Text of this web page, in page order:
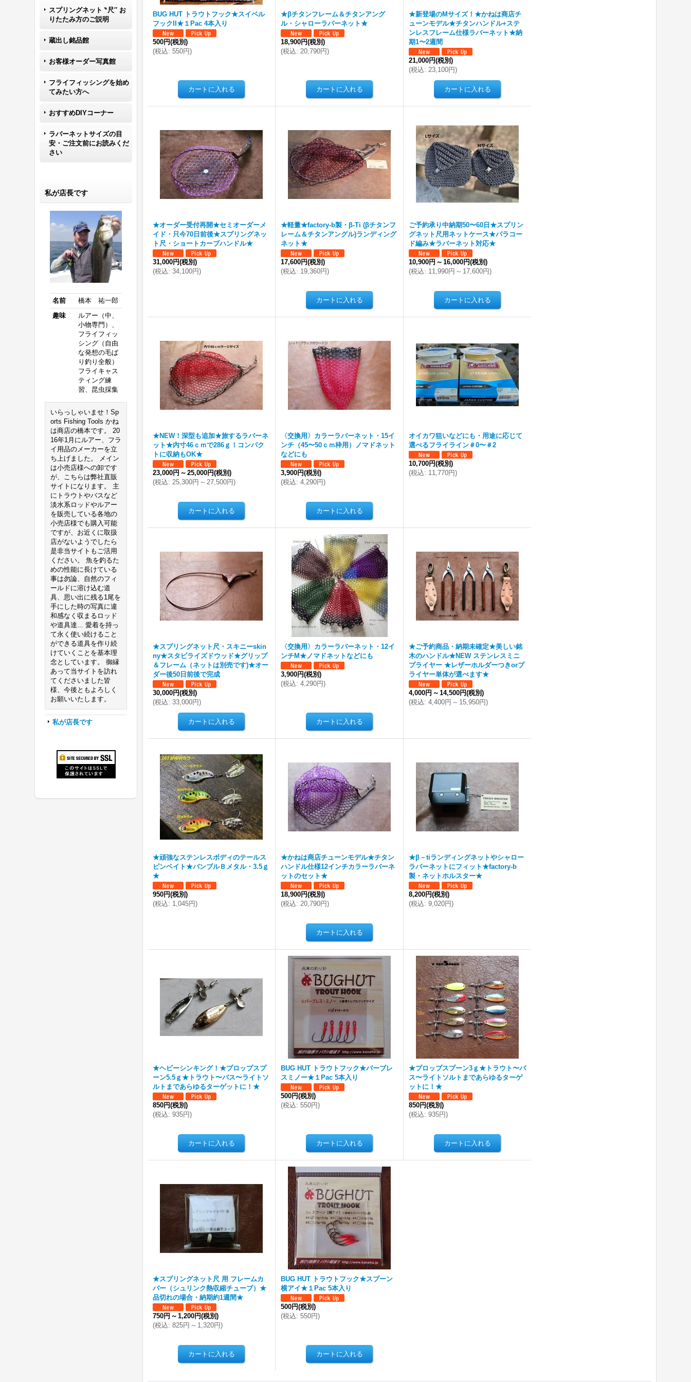
スプリングネット ‶尺″ お
りたたみ方のご説明
蔵出し銘品館
お客様オーダー写真館
フライフィッシングを始め
てみたい方へ
おすすめDIYコーナー
ラバーネットサイズの目
安・ご注文前にお読みくだ
さい
私が店長です
名前
橋本 祐一郎
趣味
ルアー（中、
小物専門）、
フライフィッ
シング（自由
な発想の毛ば
り釣り全般）
フライキャス
ティング練
習、昆虫採集
いらっしゃいませ！Sp
orts Fishing Tools かね
は商店の橋本です。 20
16年1月にルアー、フラ
イ用品のメーカーを立
ち上げました。 メイン
は小売店様への卸です
が、こちらは弊社直販
サイトになります。 主
にトラウトやバスなど
淡水系ロッドやルアー
を販売している各地の
小売店様でも購入可能
ですが、お近くに取扱
店がないようでしたら
是非当サイトもご活用
ください。 魚を釣るた
めの性能に長けている
事は勿論、自然のフィ
ールドに溶け込む道
具、思い出に残る1尾を
手にした時の写真に違
和感なく収まるロッド
や道具達... 愛着を持っ
て永く使い続けること
ができる道具を作り続
けていくことを基本理
念としています。 御縁
あって当サイトを訪れ
てくださいました皆
様、今後ともよろしく
お願いいたします。
私が店長です
BUG HUT トラウトフック★スイベル
フックII★１Pac 4本入り
500円(税別)
(税込: 550円)
★βチタンフレーム＆チタンアング
ル・シャローラバーネット★
18,900円(税別)
(税込: 20,790円)
★新登場のMサイズ！★かねは商店チ
ューンモデル★チタンハンドル+ステ
ンレスフレーム仕様ラバーネット★納
期1〜2週間
21,000円(税別)
(税込: 23,100円)
★オーダー受付再開★セミオーダーメ
イド・只今70日前後★スプリングネッ
ト尺・ショートカーブハンドル★
31,000円(税別)
(税込: 34,100円)
★軽量★factory-b製・β-Ti (βチタンフ
レーム＆チタンアングル)ランディング
ネット★
17,600円(税別)
(税込: 19,360円)
ご予約承り中納期50〜60日★スプリン
グネット尺用ネットケース★パラコー
ド編み★ラバーネット対応★
10,900円 ～ 16,000円(税別)
(税込: 11,990円 ～ 17,600円)
★NEW！深型も追加★旅するラバーネ
ット★内寸46ｃｍで286ｇ！コンパク
トに収納もOK★
23,000円 ～ 25,000円(税別)
(税込: 25,300円 ～ 27,500円)
〈交換用〉カラーラバーネット・15イ
ンチ（45〜50ｃｍ枠用）ノマドネット
などにも
3,900円(税別)
(税込: 4,290円)
オイカワ狙いなどにも・用途に応じて
選べるフライライン＃0〜＃2
10,700円(税別)
(税込: 11,770円)
★スプリングネット尺・スキニーskin
ny★スタビライズドウッド★グリップ
＆フレーム（ネットは別売です)★オー
ダー後50日前後で完成
30,000円(税別)
(税込: 33,000円)
〈交換用〉カラーラバーネット・12イ
ンチM★ノマドネットなどにも
3,900円(税別)
(税込: 4,290円)
★ご予約商品・納期未確定★美しい銘
木のハンドル★NEW ステンレスミニ
プライヤー ★レザーホルダーつきorプ
ライヤー単体が選べます★
4,000円 ～ 14,500円(税別)
(税込: 4,400円 ～ 15,950円)
★頑強なステンレスボディのテールス
ピンベイト★バンブルＢメタル・3.5ｇ
★
950円(税別)
(税込: 1,045円)
★かねは商店チューンモデル★チタン
ハンドル仕様12インチカラーラバーネ
ットのセット★
18,900円(税別)
(税込: 20,790円)
★β－tiランディングネットやシャロー
ラバーネットにフィット★factory-b
製・ネットホルスター★
8,200円(税別)
(税込: 9,020円)
★ヘビーシンキング！★プロップスプ
ーン5.5ｇ★トラウト〜バス〜ライトソ
ルトまであらゆるターゲットに！★
850円(税別)
(税込: 935円)
BUG HUT トラウトフック★バーブレ
スミノー★１Pac 5本入り
500円(税別)
(税込: 550円)
★プロップスプーン3ｇ★トラウト〜バ
ス〜ライトソルトまであらゆるターゲ
ットに！★
850円(税別)
(税込: 935円)
★スプリングネット尺 用 フレームカ
バー（シュリンク熱収縮チューブ）★
品切れの場合・納期約1週間★
750円 ～ 1,200円(税別)
(税込: 825円 ～ 1,320円)
BUG HUT トラウトフック★スプーン
横アイ★１Pac 5本入り
500円(税別)
(税込: 550円)